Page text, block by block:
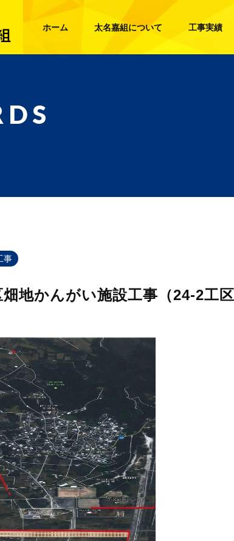
ホーム 太名嘉組について 工事実績
事
地かんがい施設工事（24-2工区